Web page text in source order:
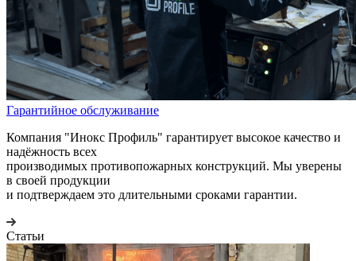
Гарантийное обслуживание
Компания "Инокс Профиль" гарантирует высокое качество и
надёжность всех
производимых противопожарных конструкций. Мы уверены
в своей продукции
и подтверждаем это длительными сроками гарантии.
Статьи